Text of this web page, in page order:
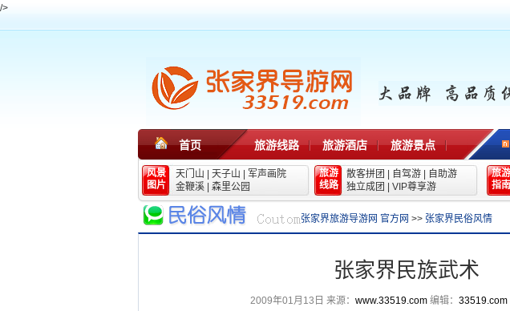
/>
首页 旅游线路 旅游酒店 旅游景点
风景
图片
天门山 天子山
军声画院
金鞭溪
森里公园
旅游
线路
散客拼团 自驾游
自助游
独立成团
VIP尊享游
旅游
指南
张家界旅游导游网 官方网 >> 张家界民俗风情
张家界民族武术
2009年01月13日 来源： www.33519.com编辑： 33519.com